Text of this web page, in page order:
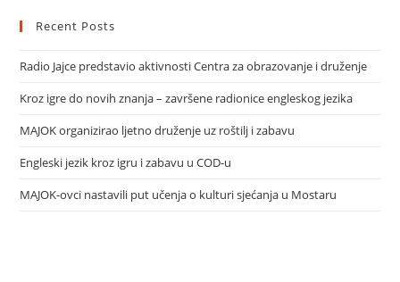
Recent Posts
Radio Jajce predstavio aktivnosti Centra za obrazovanje i druženje
Kroz igre do novih znanja – završene radionice engleskog jezika
MAJOK organizirao ljetno druženje uz roštilj i zabavu
Engleski jezik kroz igru i zabavu u COD-u
MAJOK-ovci nastavili put učenja o kulturi sjećanja u Mostaru